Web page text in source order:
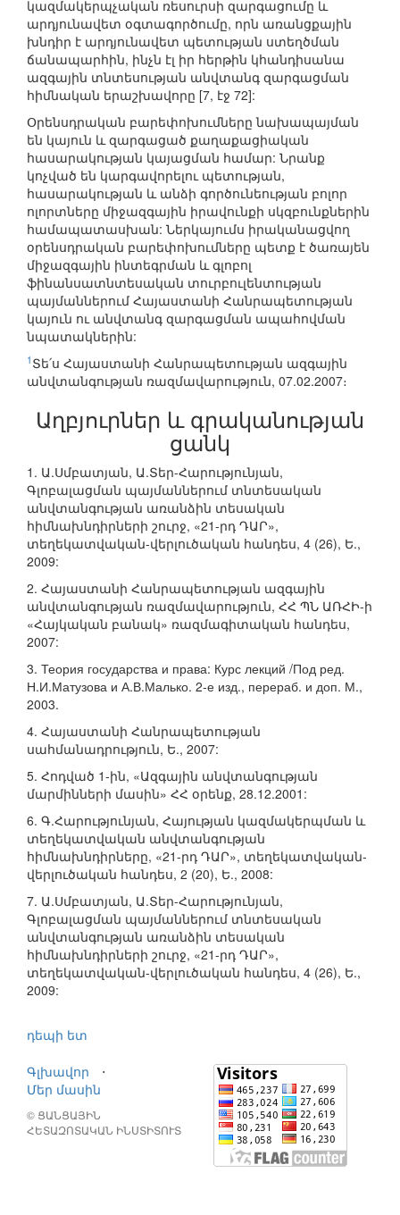
կազմակերպչական ռեսուրսի զարգացումը և
արդյունավետ օգտագործումը, որն առանցքային
խնդիր է արդյունավետ պետության ստեղծման
ճանապարհին, ինչն էլ իր հերթին կհանդիսանա
ազգային տնտեսության անվտանգ զարգացման
հիմնական երաշխավորը [7, էջ 72]:
Օրենսդրական բարեփոխումները նախապայման
են կայուն և զարգացած քաղաքացիական
հասարակության կայացման համար: Նրանք
կոչված են կարգավորելու պետության,
հասարակության և անձի գործունեության բոլոր
ոլորտները միջազգային իրավունքի սկզբունքներին
համապատասխան: Ներկայումս իրականացվող
օրենսդրական բարեփոխումները պետք է ծառայեն
միջազգային ինտեգրման և գլոբոլ
ֆինանսատնտեսական տուրբուլենտության
պայմաններում Հայաստանի Հանրապետության
կայուն ու անվտանգ զարգացման ապահովման
նպատակներին:
1 Տե՛ս Հայաստանի Հանրապետության ազգային
անվտանգության ռազմավարություն, 07.02.2007։
Աղբյուրներ և գրականության
ցանկ
1. Ա.Սմբատյան, Ա.Տեր-Հարությունյան,
Գլոբալացման պայմաններում տնտեսական
անվտանգության առանձին տեսական
հիմնախնդիրների շուրջ, «21-րդ ԴԱՐ»,
տեղեկատվական-վերլուծական հանդես, 4 (26), Ե.,
2009:
2. Հայաստանի Հանրապետության ազգային
անվտանգության ռազմավարություն, ՀՀ ՊՆ ԱՌՀԻ-ի
«Հայկական բանակ» ռազմագիտական հանդես,
2007:
3. Теория государства и права: Курс лекций /Под ред.
Н.И.Матузова и А.В.Малько. 2-е изд., перераб. и доп. М.,
2003.
4. Հայաստանի Հանրապետության
սահմանադրություն, Ե., 2007:
5. Հոդված 1-ին, «Ազգային անվտանգության
մարմինների մասին» ՀՀ օրենք, 28.12.2001:
6. Գ.Հարությունյան, Հայության կազմակերպման և
տեղեկատվական անվտանգության
հիմնախնդիրները, «21-րդ ԴԱՐ», տեղեկատվական-
վերլուծական հանդես, 2 (20), Ե., 2008:
7. Ա.Սմբատյան, Ա.Տեր-Հարությունյան,
Գլոբալացման պայմաններում տնտեսական
անվտանգության առանձին տեսական
հիմնախնդիրների շուրջ, «21-րդ ԴԱՐ»,
տեղեկատվական-վերլուծական հանդես, 4 (26), Ե.,
2009:
դեպի ետ
Գլխավոր
⋅
Մեր մասին
© ՑԱՆՑԱՅԻՆ
ՀԵՏԱԶՈՏԱԿԱՆ ԻՆՍՏԻՏՈՒՏ